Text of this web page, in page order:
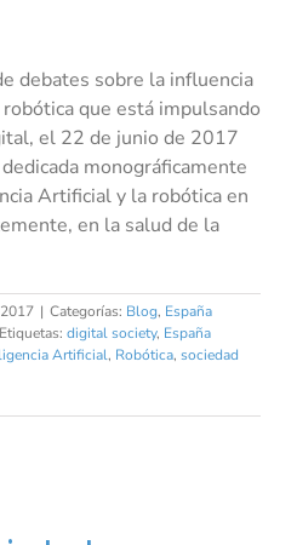
debates sobre la influencia
que está impulsando
el 22 de junio de 2017
monográficamente
Artificial y la robótica en
en la salud de la
| Categorías: Blog, España
Etiquetas: digital society, España
Artificial, Robótica, sociedad